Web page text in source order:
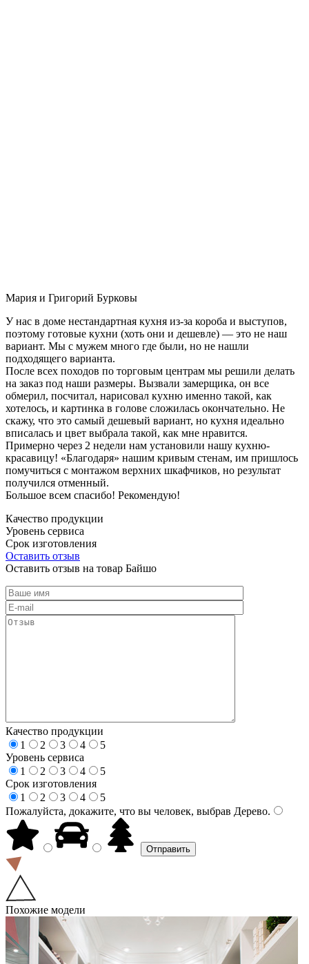
Мария и Григорий Бурковы
У нас в доме нестандартная кухня из-за короба и выступов,
поэтому готовые кухни (хоть они и дешевле) — это не наш
вариант. Мы с мужем много где были, но не нашли
подходящего варианта.
После всех походов по торговым центрам мы решили делать
на заказ под наши размеры. Вызвали замерщика, он все
обмерил, посчитал, нарисовал кухню именно такой, как
хотелось, и картинка в голове сложилась окончательно. Не
скажу, что это самый дешевый вариант, но кухня идеально
вписалась и цвет выбрала такой, как мне нравится.
Примерно через 2 недели нам установили нашу кухню-
красавицу! «Благодаря» нашим кривым стенам, им пришлось
помучиться с монтажом верхних шкафчиков, но результат
получился отменный.
Большое всем спасибо! Рекомендую!
Качество продукции
Уровень сервиса
Срок изготовления
Оставить отзыв
Оставить отзыв на товар Байшо
Качество продукции
1
2 3 4
5
Уровень сервиса
1
2 3 4
5
Срок изготовления
1
2 3 4
5
Пожалуйста, докажите, что вы человек, выбрав Дерево.
Похожие модели